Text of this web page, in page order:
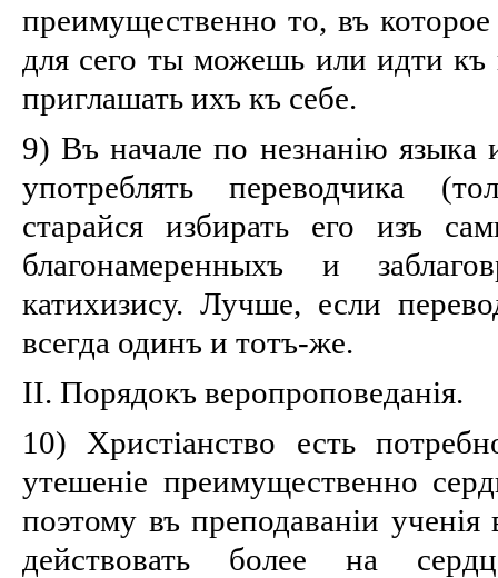
преимущественно то, въ
для сего ты можешь или идти
приглашать ихъ къ себе.
9) Въ начале по незнанію языка
употреблять переводчика
старайся избирать его изъ
благонамеренныхъ и
катихизису. Лучше, если
всегда одинъ и тотъ-же.
II. Порядокъ веропроповеданія.
10) Христіанство есть
утешеніе преимущественно
поэтому въ преподаваніи ученія
действовать более на